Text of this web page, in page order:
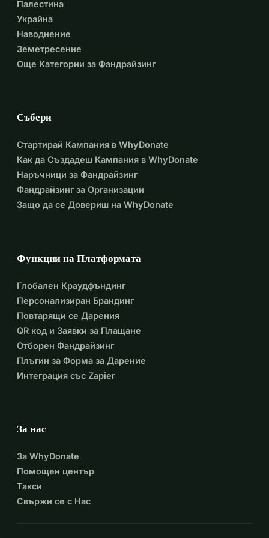
Палестина
Украйна
Наводнение
Земетресение
Още Категории за Фандрайзинг
Събери
Стартирай Кампания в WhyDonate
Как да Създадеш Кампания в WhyDonate
Наръчници за Фандрайзинг
Фандрайзинг за Организации
Защо да се Довериш на WhyDonate
Функции на Платформата
Глобален Краудфъндинг
Персонализиран Брандинг
Повтарящи се Дарения
QR код и Заявки за Плащане
Отборен Фандрайзинг
Плъгин за Форма за Дарение
Интеграция със Zapier
За нас
За WhyDonate
Помощен център
Такси
Свържи се с Нас